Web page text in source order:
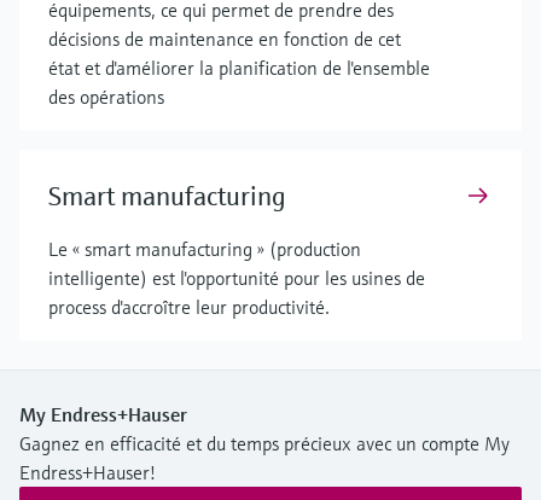
équipements, ce qui permet de prendre des
décisions de maintenance en fonction de cet
état et d'améliorer la planification de l'ensemble
des opérations
Smart manufacturing
Le « smart manufacturing » (production
intelligente) est l'opportunité pour les usines de
process d'accroître leur productivité.
My Endress+Hauser
Gagnez en efficacité et du temps précieux avec un compte My
Endress+Hauser!